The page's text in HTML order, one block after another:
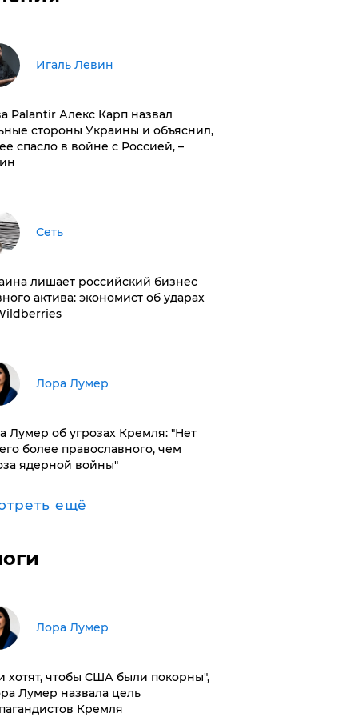
Игаль Левин
Palantir Алекс Карп назвал
стороны Украины и объяснил,
спасло в войне с Россией, –
Сеть
лишает российский бизнес
актива: экономист об ударах
​Лора Лумер
Лумер об угрозах Кремля: "Нет
более православного, чем
ядерной войны"
ещё
​Лора Лумер
хотят, чтобы США были покорны",
Лумер назвала цель
Кремля